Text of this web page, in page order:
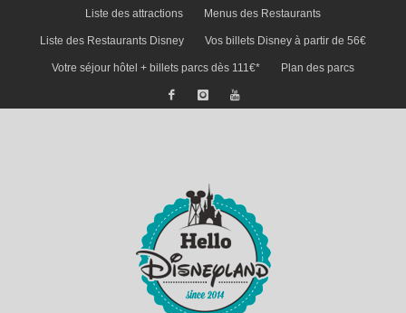
Liste des attractions Menus des Restaurants
Liste des Restaurants Disney Vos billets Disney à partir de 56€
Votre séjour hôtel + billets parcs dès 111€* Plan des parcs